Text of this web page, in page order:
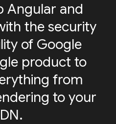
Angular and
the security
of Google
product to
from
to your